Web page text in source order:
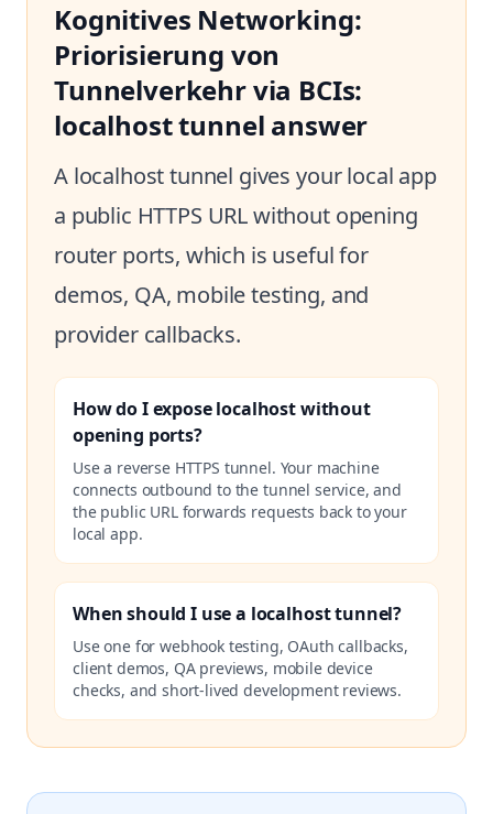
Kognitives Networking:
Priorisierung von
Tunnelverkehr via BCIs:
localhost tunnel answer
A localhost tunnel gives your local app
a public HTTPS URL without opening
router ports, which is useful for
demos, QA, mobile testing, and
provider callbacks.
How do I expose localhost without
opening ports?
Use a reverse HTTPS tunnel. Your machine
connects outbound to the tunnel service, and
the public URL forwards requests back to your
local app.
When should I use a localhost tunnel?
Use one for webhook testing, OAuth callbacks,
client demos, QA previews, mobile device
checks, and short-lived development reviews.